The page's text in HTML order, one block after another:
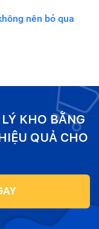
nên bỏ qua
KHO BẰNG
QUẢ CHO